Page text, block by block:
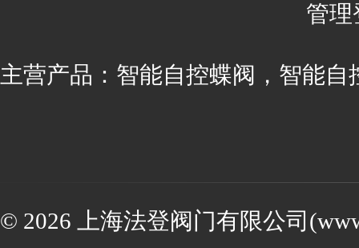
管理
主营产品：智能自控蝶阀，智能
© 2026 上海法登阀门有限公司